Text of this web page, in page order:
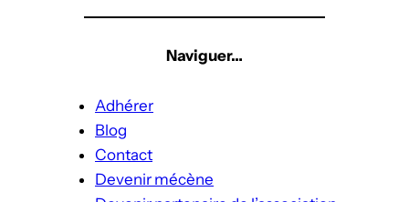
Naviguer…
Adhérer
Blog
Contact
Devenir mécène